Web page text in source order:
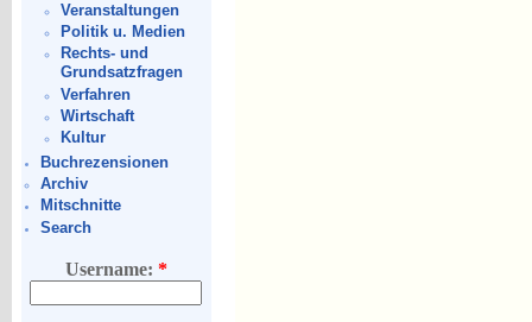
Veranstaltungen
Politik u. Medien
Rechts- und
Grundsatzfragen
Verfahren
Wirtschaft
Kultur
Buchrezensionen
Archiv
Mitschnitte
Search
Username: *